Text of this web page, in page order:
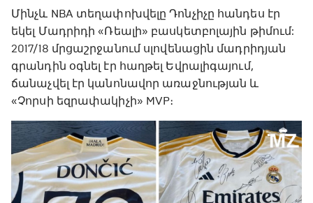
Մինչև NBA տեղափոխվելը Դոնչիչը հանդես էր
եկել Մադրիդի «Ռեալի» բասկետբոլային թիմում:
2017/18 մրցաշրջանում սլովենացին մադրիդյան
գրանդին օգնել էր հաղթել Եվրալիգայում,
ճանաչվել էր կանոնավոր առաջնության և
«Չորսի եզրափակիչի» MVP։